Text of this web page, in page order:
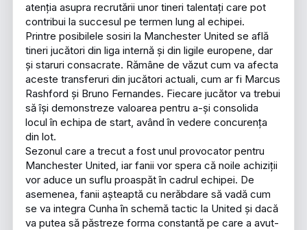
atenția asupra recrutării unor tineri talentați care pot
contribui la succesul pe termen lung al echipei.
Printre posibilele sosiri la Manchester United se află
tineri jucători din liga internă și din ligile europene, dar
și staruri consacrate. Rămâne de văzut cum va afecta
aceste transferuri din jucători actuali, cum ar fi Marcus
Rashford și Bruno Fernandes. Fiecare jucător va trebui
să își demonstreze valoarea pentru a-și consolida
locul în echipa de start, având în vedere concurența
din lot.
Sezonul care a trecut a fost unul provocator pentru
Manchester United, iar fanii vor spera că noile achiziții
vor aduce un suflu proaspăt în cadrul echipei. De
asemenea, fanii așteaptă cu nerăbdare să vadă cum
se va integra Cunha în schemă tactic la United și dacă
va putea să păstreze forma constantă pe care a avut-